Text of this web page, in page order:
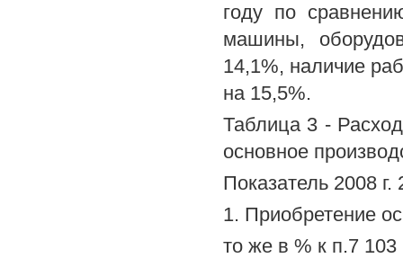
году по
машины,
14,1%, наличие
на 15,5%.
Таблица 3 -
основное
Показатель 2008 г.
1. Приобретение
то же в % к п.7 103